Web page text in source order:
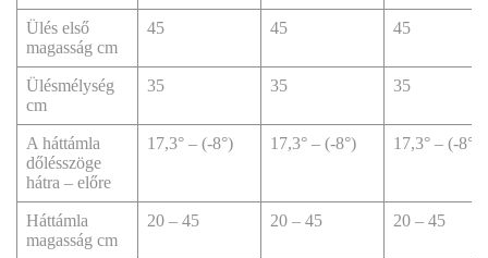
Ülés első
magasság cm
45 45 45
Ülésmélység
cm
35 35 35
A háttámla
dőlésszöge
hátra – előre
17,3° – (-8°) 17,3° – (-8°) 17,3° – (-8°)
Háttámla
magasság cm
20 – 45 20 – 45 20 – 45